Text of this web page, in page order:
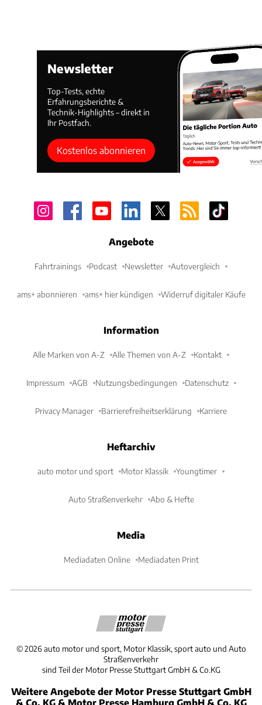
Newsletter
Top-Tests, echte
Erfahrungsberichte &
Technik-Highlights – direkt in
Ihr Postfach.
Kostenlos abonnieren
Angebote
Fahrtrainings Podcast Newsletter Autovergleich
ams+ abonnieren ams+ hier kündigen Widerruf digitaler Käufe
Information
Alle Marken von A-Z Alle Themen von A-Z Kontakt
Impressum AGB Nutzungsbedingungen Datenschutz
Privacy Manager Barrierefreiheitserklärung Karriere
Heftarchiv
auto motor und sport Motor Klassik Youngtimer
Auto Straßenverkehr Abo & Hefte
Media
Mediadaten Online Mediadaten Print
©2026 auto motor und sport, Motor Klassik, sport auto und Auto
Straßenverkehr
sind Teil der Motor Presse Stuttgart GmbH & Co.KG
Weitere Angebote der Motor Presse Stuttgart GmbH
& Co. KG & Motor Presse Hamburg GmbH & Co. KG